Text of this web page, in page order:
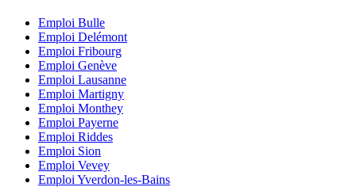
Emploi Bulle
Emploi Delémont
Emploi Fribourg
Emploi Genève
Emploi Lausanne
Emploi Martigny
Emploi Monthey
Emploi Payerne
Emploi Riddes
Emploi Sion
Emploi Vevey
Emploi Yverdon-les-Bains